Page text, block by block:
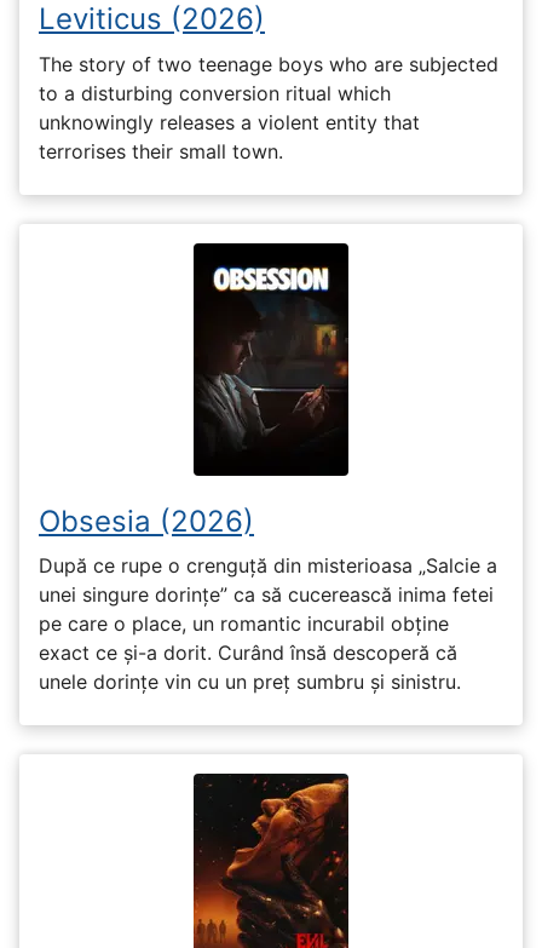
Leviticus (2026)
The story of two teenage boys who are subjected
to a disturbing conversion ritual which
unknowingly releases a violent entity that
terrorises their small town.
Obsesia (2026)
După ce rupe o crenguță din misterioasa „Salcie a
unei singure dorințe” ca să cucerească inima fetei
pe care o place, un romantic incurabil obține
exact ce și-a dorit. Curând însă descoperă că
unele dorințe vin cu un preț sumbru și sinistru.